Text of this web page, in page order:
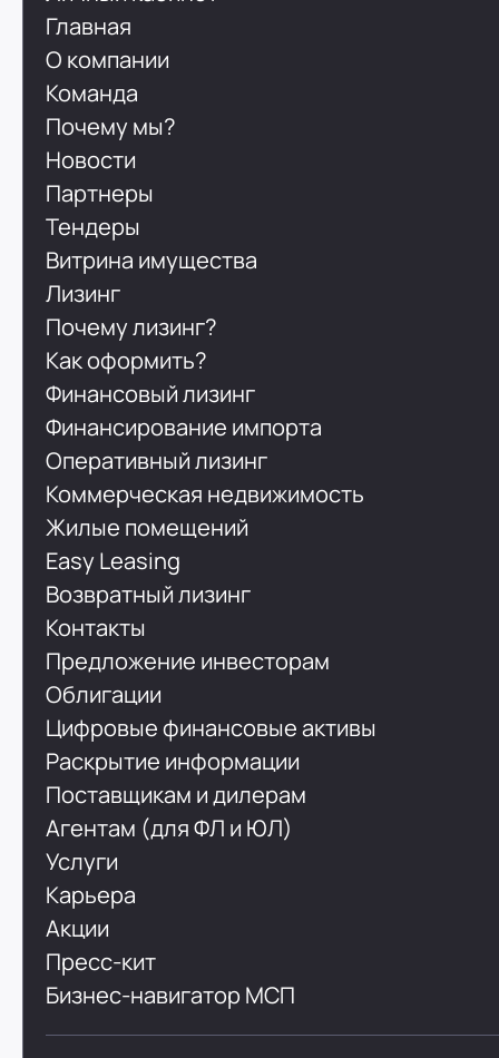
Главная
О компании
Команда
Почему мы?
Новости
Партнеры
Тендеры
Витрина имущества
Лизинг
Почему лизинг?
Как оформить?
Финансовый лизинг
Финансирование импорта
Оперативный лизинг
Коммерческая недвижимость
Жилые помещений
Easy Leasing
Возвратный лизинг
Контакты
Предложение инвесторам
Облигации
Цифровые финансовые активы
Раскрытие информации
Поставщикам и дилерам
Агентам (для ФЛ и ЮЛ)
Услуги
Карьера
Акции
Пресс-кит
Бизнес-навигатор МСП